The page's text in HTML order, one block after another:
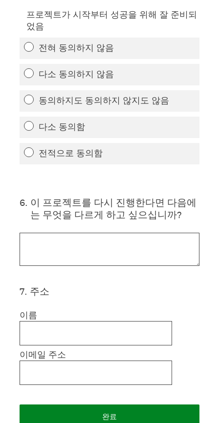
프로젝트가 시작부터 성공을 위해 잘 준비되
었음
전혀 동의하지 않음
다소 동의하지 않음
동의하지도 동의하지 않지도 않음
다소 동의함
전적으로 동의함
6. 이 프로젝트를 다시 진행한다면 다음에
는 무엇을 다르게 하고 싶으십니까?
7. 주소
이름
이메일 주소
완료